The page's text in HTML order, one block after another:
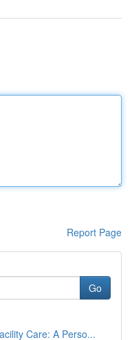
Report Page
Go
Care: A Perso...